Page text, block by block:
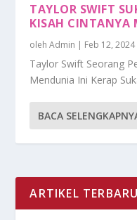
TAYLOR SWIFT
KISAH CINTANYA
olehAdmin | Feb 12, 2024
Taylor Swift Seorang
Mendunia Ini Kerap
BACA
ARTIKEL TERBARU